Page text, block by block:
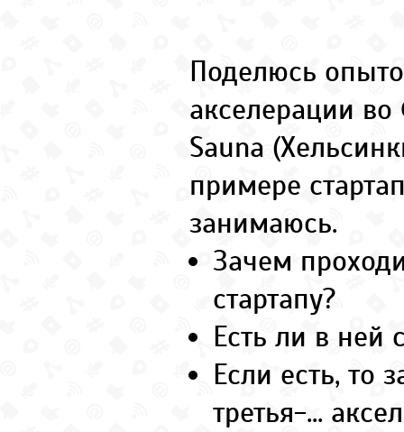
Поделюсь
акселерации
Sauna
примере
занимаюсь.
Зачем
стартапу?
Есть ли в ней
Если есть, то
третья-...